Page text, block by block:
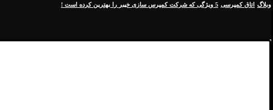
وبلاگ اتاق کمپرسی 5 ویژگی که شرکت کمپرس سازی خیبر را بهترین کرده است !